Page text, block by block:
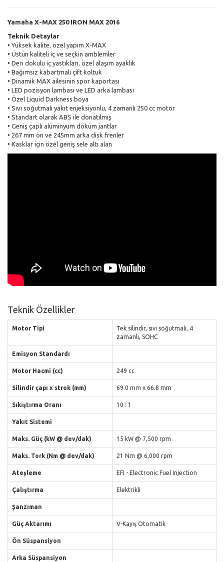
Yamaha X-MAX 250 IRON MAX 2016
Teknik Detaylar
•Yüksek kalite, özel yapım X-MAX
• Üstün kaliteli iç ve seçkin amblemler
• Deri dokulu iç yastıkları, özel alaşım ayaklık
• Bağımsız kabartmalı çift koltuk
• Dinamik MAX ailesinin spor kaportası
• LED pozisyon lambası ve LED arka lambası
• Özel Liquid Darkness boya
• Sıvı soğutmalı yakıt enjeksiyonlu, 4 zamanlı 250 cc motor
• Standart olarak ABS ile donatılmış
• Geniş çaplı alüminyum döküm jantlar
• 267 mm ön ve 245mm arka disk frenler
• Kasklar için özel geniş sele altı alan
Teknik Özellikler
Motor Tipi
Tek silindir, sıvı soğutmalı, 4
zamanlı, SOHC
Emisyon Standardı
Motor Hacmi (cc) 249 cc
Silindir çapı x strok (mm) 69.0 mm x 66.8 mm
Sıkıştırma Oranı 10 : 1
Yakıt Sistemi
Maks. Güç (kW @ dev/dak) 15 kW @ 7,500 rpm
Maks. Tork (Nm @ dev/dak) 21 Nm @ 6,000 rpm
Ateşleme EFI - Electronic Fuel Injection
Çalıştırma Elektrikli
Şanzıman
Güç Aktarımı V-Kayış Otomatik
Ön Süspansiyon
Arka Süspansiyon